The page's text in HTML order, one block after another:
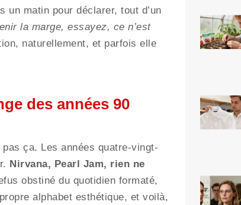
un matin pour déclarer, tout d’un
la marge, essayez, ce n’est
naturellement, et parfois elle
des années 90
ça. Les années quatre-vingt-
Nirvana, Pearl Jam, rien ne
obstiné du quotidien formaté,
alphabet esthétique, et voilà,